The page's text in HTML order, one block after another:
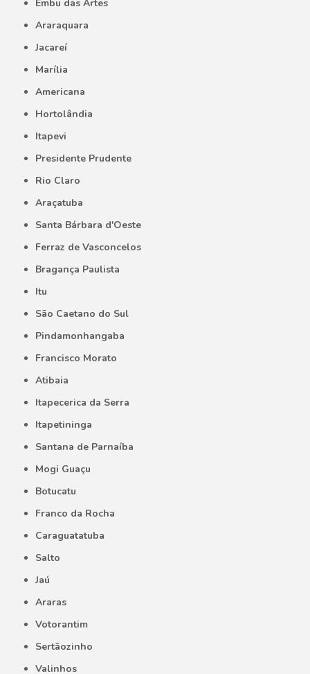
Embu das Artes
Araraquara
Jacareí
Marília
Americana
Hortolândia
Itapevi
Presidente Prudente
Rio Claro
Araçatuba
Santa Bárbara d'Oeste
Ferraz de Vasconcelos
Bragança Paulista
Itu
São Caetano do Sul
Pindamonhangaba
Francisco Morato
Atibaia
Itapecerica da Serra
Itapetininga
Santana de Parnaíba
Mogi Guaçu
Botucatu
Franco da Rocha
Caraguatatuba
Salto
Jaú
Araras
Votorantim
Sertãozinho
Valinhos